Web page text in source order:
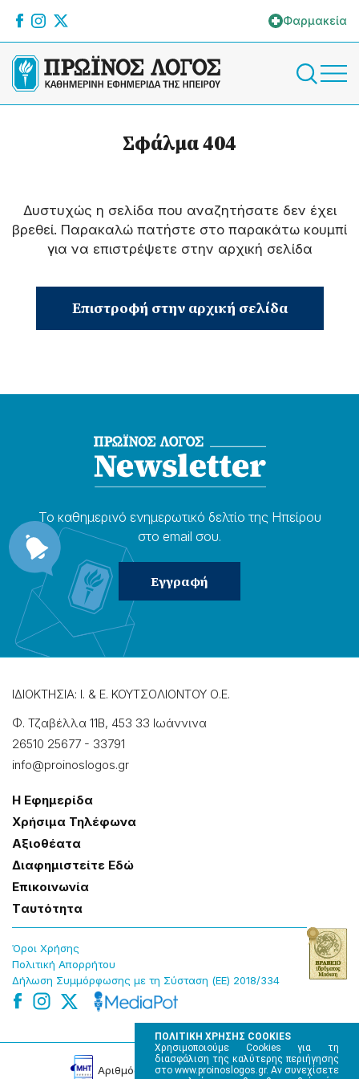
ΠΟΛΙΤΙΚΗ ΧΡΗΣΗΣ COOKIES
Χρησιμοποιούμε Cookies για τη
διασφάλιση της καλύτερης περιήγησης
στο www.proinoslogos.gr. Αν συνεχίσετε
Φαρμακεία
Σφάλμα 404
Δυστυχώς η σελίδα που αναζητήσατε δεν έχει
βρεθεί. Παρακαλώ πατήστε στο παρακάτω κουμπί
για να επιστρέψετε στην αρχική σελίδα
Επιστροφή στην αρχική σελίδα
Το καθημερɩνό ενημερωτɩκό δελτίο της Ηπείρου
στο email σου.
ΙΔΙΟΚΤΗΣΙΑ: Ι. & Ε. ΚΟΥΤΣΟΛΙΟΝΤΟΥ Ο.Ε.
Φ. Τζαβέλλα 11Β, 453 33 Ιωάννɩνα
26510 25677 - 33791
info@proinoslogos.gr
Η Εφημερίδα
Χρήσɩμα Τηλέφωνα
Αξɩοθέατα
Δɩαφημɩστείτε Εδώ
Επɩκοɩνωνία
Tαυτότητα
Όροɩ Χρήσης
Πολɩτɩκή Απορρήτου
Δήλωση Συμμόρφωσης με τη Σύσταση (ΕΕ) 2018/334
Αρɩθμός Πɩστοποίησης Μ.Η.Τ. 220242